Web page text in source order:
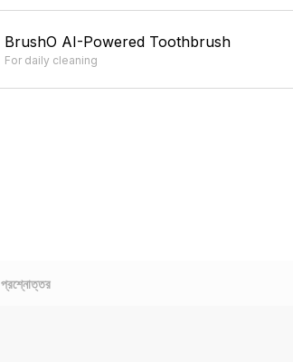
BrushO AI-Powered Toothbrush
For daily cleaning
প্রশ্নোত্তর